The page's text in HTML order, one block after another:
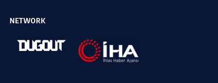
NETWORK